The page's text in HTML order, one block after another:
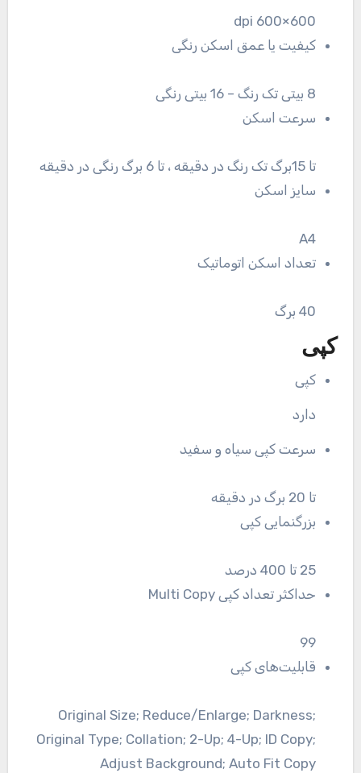
600×600 dpi
کیفیت یا عمق اسکن رنگی
8 بیتی تک رنگ – 16 بیتی رنگی
سرعت اسکن
تا 15برگ تک رنگ در دقیقه ، تا 6 برگ رنگی در دقیقه
سایز اسکن
A4
تعداد اسکن اتوماتیک
40 برگ
کپی
کپی
دارد
سرعت کپی سیاه و سفید
تا 20 برگ در دقیقه
بزرگنمایی کپی
25 تا 400 درصد
حداکثر تعداد کپی Multi Copy
99
قابلیت‌های کپی
Original Size; Reduce/Enlarge; Darkness;
Original Type; Collation; 2-Up; 4-Up; ID Copy;
Adjust Background; Auto Fit Copy